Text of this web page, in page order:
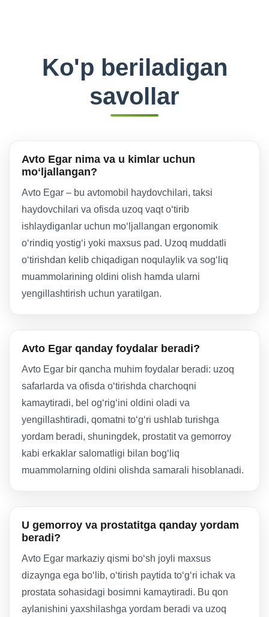
Ko'p beriladigan
savollar
Avto Egar nima va u kimlar uchun
moʻljallangan?
Avto Egar – bu avtomobil haydovchilari, taksi
haydovchilari va ofisda uzoq vaqt oʻtirib
ishlaydiganlar uchun moʻljallangan ergonomik
oʻrindiq yostigʻi yoki maxsus pad. Uzoq muddatli
oʻtirishdan kelib chiqadigan noqulaylik va sogʻliq
muammolarining oldini olish hamda ularni
yengillashtirish uchun yaratilgan.
Avto Egar qanday foydalar beradi?
Avto Egar bir qancha muhim foydalar beradi: uzoq
safarlarda va ofisda oʻtirishda charchoqni
kamaytiradi, bel ogʻrigʻini oldini oladi va
yengillashtiradi, qomatni toʻgʻri ushlab turishga
yordam beradi, shuningdek, prostatit va gemorroy
kabi erkaklar salomatligi bilan bogʻliq
muammolarning oldini olishda samarali hisoblanadi.
U gemorroy va prostatitga qanday yordam
beradi?
Avto Egar markaziy qismi boʻsh joyli maxsus
dizaynga ega boʻlib, oʻtirish paytida toʻgʻri ichak va
prostata sohasidagi bosimni kamaytiradi. Bu qon
aylanishini yaxshilashga yordam beradi va uzoq